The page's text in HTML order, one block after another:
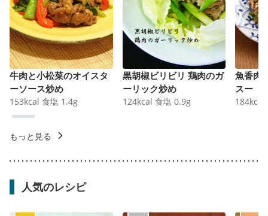
牛肉と小松菜のオイスタ
ーソース炒め
153kcal 食塩 1.4g
黒胡椒ビリビリ 鶏肉のガ
ーリック炒め
124kcal 食塩 0.9g
魚香肉
スー
184kcal
もっと見る
人気のレシピ